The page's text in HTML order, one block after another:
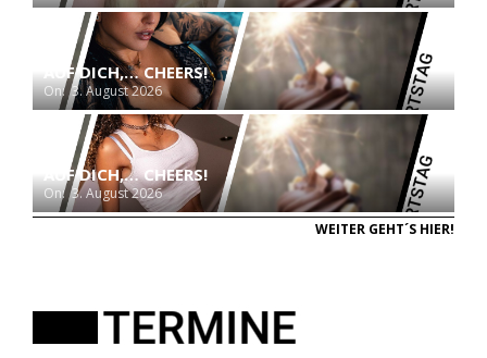
AUF DICH,… CHEERS!
On: 3. August 2026
AUF DICH,… CHEERS!
On: 3. August 2026
WEITER GEHT´S HIER!